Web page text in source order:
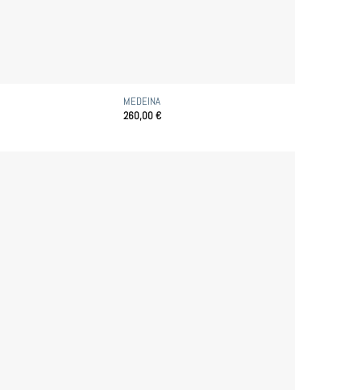
MEDEINA
260,00€